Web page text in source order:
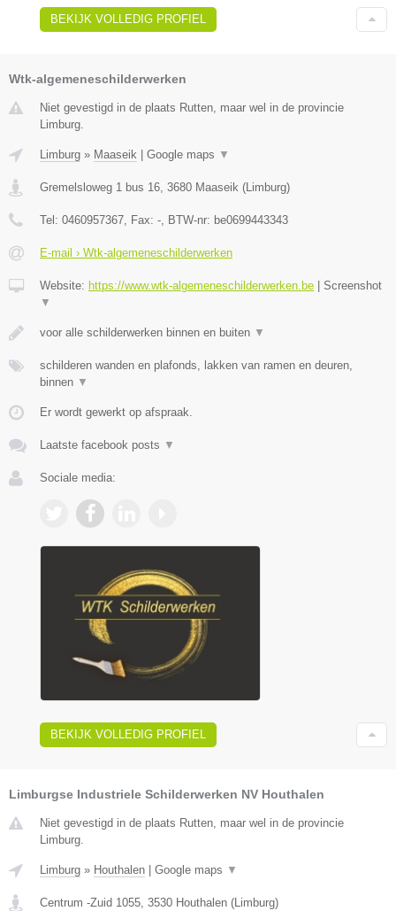
BEKIJK VOLLEDIG PROFIEL
Wtk-algemeneschilderwerken
Niet gevestigd in de plaats Rutten, maar wel in de provincie
Limburg.
Limburg » Maaseik | Google maps ▼
Gremelsloweg 1 bus 16 3680 Maaseik (Limburg)
Tel: 0460957367 , Fax: - , BTW-nr: be0699443343
E-mail › Wtk-algemeneschilderwerken
Website: https://www.wtk-algemeneschilderwerken.be | Screenshot
▼
voor alle schilderwerken binnen en buiten ▼
schilderen wanden en plafonds, lakken van ramen en deuren,
binnen ▼
Er wordt gewerkt op afspraak.
Laatste facebook posts ▼
Sociale media:
BEKIJK VOLLEDIG PROFIEL
Limburgse Industriele Schilderwerken NV Houthalen
Niet gevestigd in de plaats Rutten, maar wel in de provincie
Limburg.
Limburg » Houthalen Google maps ▼
Centrum -Zuid 1055, 3530 Houthalen (Limburg)